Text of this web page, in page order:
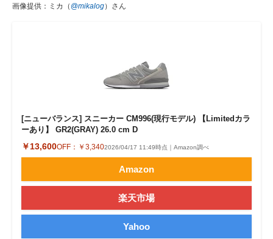
画像提供：ミカ（ @mikalog）さん
[ニューバランス] スニーカー CM996(現行モデル) 【Limitedカラ
ーあり】 GR2(GRAY) 26.0 cm D
￥13,600OFF： ￥3,3402026/04/17 11:49時点｜Amazon調べ
Amazon
楽天市場
Yahoo